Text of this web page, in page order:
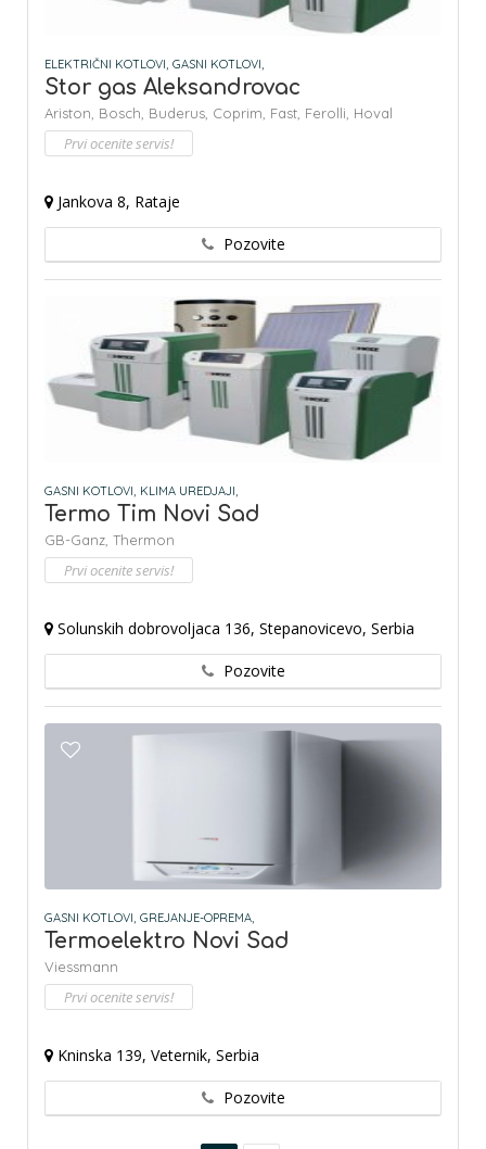
ELEKTRIČNI KOTLOVI, GASNI KOTLOVI,
Stor gas Aleksandrovac
Ariston, Bosch, Buderus, Coprim, Fast, Ferolli, Hoval
Prvi ocenite servis!
Jankova 8, Rataje
Pozovite
GASNI KOTLOVI, KLIMA UREDJAJI,
Termo Tim Novi Sad
GB-Ganz, Thermon
Prvi ocenite servis!
Solunskih dobrovoljaca 136, Stepanovicevo, Serbia
Pozovite
GASNI KOTLOVI, GREJANJE-OPREMA,
Termoelektro Novi Sad
Viessmann
Prvi ocenite servis!
Kninska 139, Veternik, Serbia
Pozovite